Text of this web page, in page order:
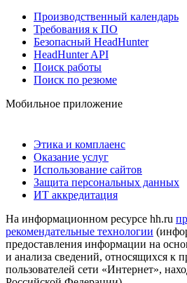
Производственный календарь
Требования к ПО
Безопасный HeadHunter
HeadHunter API
Поиск работы
Поиск по резюме
Мобильное приложение
Этика и комплаенс
Оказание услуг
Использование сайтов
Защита персональных данных
ИТ аккредитация
На информационном ресурсе hh.ru
рекомендательные технологии
предоставления информации на
и анализа сведений, относящихся к
пользователей сети «Интернет»,